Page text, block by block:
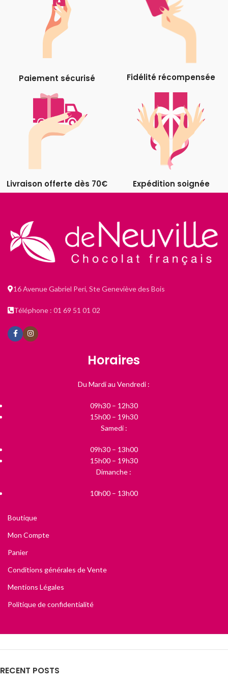
Paiement sécurisé Fidélité récompensée
Livraison offerte dès 70€ Expédition soignée
16 Avenue Gabriel Peri, Ste Geneviève des Bois
Téléphone : 01 69 51 01 02
Horaires
Du Mardi au Vendredi :
09h30 – 12h30
15h00 – 19h30
Samedi :
09h30 – 13h00
15h00 – 19h30
Dimanche :
10h00 – 13h00
Boutique
Mon Compte
Panier
Conditions générales de Vente
Mentions Légales
Politique de confidentialité
RECENT POSTS